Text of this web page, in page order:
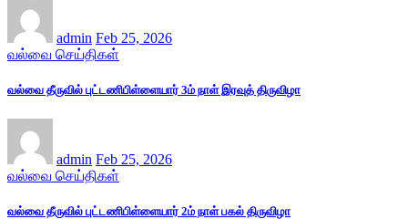
admin Feb 25, 2026
வல்வை செய்திகள்
வல்வை தீருவில் புட்டணிபிள்ளையார் 3ம் நாள் இரவுத் திருவிழா
admin Feb 25, 2026
வல்வை செய்திகள்
வல்வை தீருவில் புட்டணிபிள்ளையார் 2ம் நாள் பகல் திருவிழா